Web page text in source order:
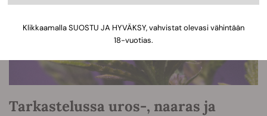
Tarkastelussa uros-, naaras ja
Klikkaamalla SUOSTU JA HYVÄKSY, vahvistat olevasi vähintään
18-vuotias.